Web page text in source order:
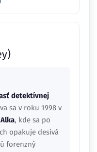
detektívnej
sa v roku 1998 v
Alka, kde sa po
opakuje desivá
forenzný